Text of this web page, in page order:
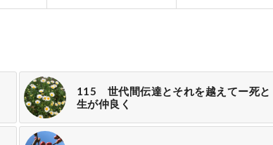
115 世代間伝達とそれを越えてー死と
生が仲良く